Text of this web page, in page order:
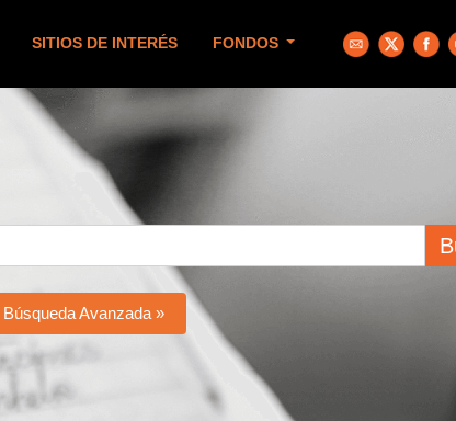
SITIOS DE INTERÉS FONDOS
Búsqueda Avanzada »